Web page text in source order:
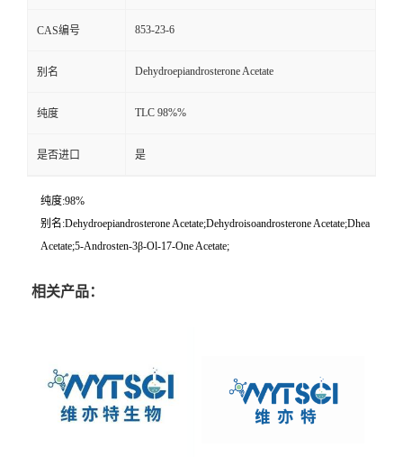
CAS编号 853-23-6
别名 Dehydroepiandrosterone Acetate
纯度 TLC 98%%
是否进口 是
纯度:98%
别名:Dehydroepiandrosterone Acetate;Dehydroisoandrosterone Acetate;Dhea
Acetate;5-Androsten-3β-Ol-17-One Acetate;
相关产品：